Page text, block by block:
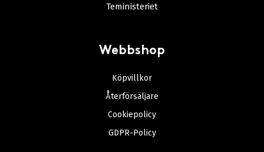
Teministeriet
Webbshop
Köpvillkor
Återförsäljare
Cookiepolicy
GDPR-Policy